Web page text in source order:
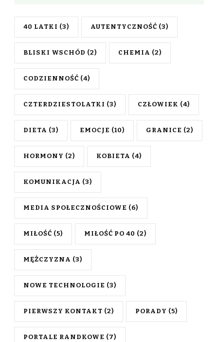
40 LATKI (3) AUTENTYCZNOŚĆ (3)
BLISKI WSCHÓD (2) CHEMIA (2)
CODZIENNOŚĆ (4)
CZTERDZIESTOLATKI (3) CZŁOWIEK (4)
DIETA (3) EMOCJE (10) GRANICE (2)
HORMONY (2) KOBIETA (4)
KOMUNIKACJA (3)
MEDIA SPOŁECZNOŚCIOWE (6)
MIŁOŚĆ (5) MIŁOŚĆ PO 40 (2)
MĘŻCZYZNA (3)
NOWE TECHNOLOGIE (3)
PIERWSZY KONTAKT (2) PORADY (5)
PORTALE RANDKOWE (7)